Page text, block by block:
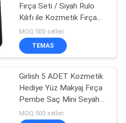
Fırça Seti / Siyah Rulo
Kılıfı ile Kozmetik Fırça
Seti
MOQ:500 setleri
TEMAS
Girlish 5 ADET Kozmetik
Hediye Yüz Makyaj Fırça
Pembe Saç Mini Seyahat
Fırça Seti Ile Set
MOQ:500 setleri